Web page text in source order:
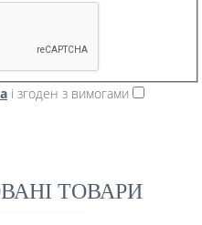
і згоден з вимогами
ТОВАРИ